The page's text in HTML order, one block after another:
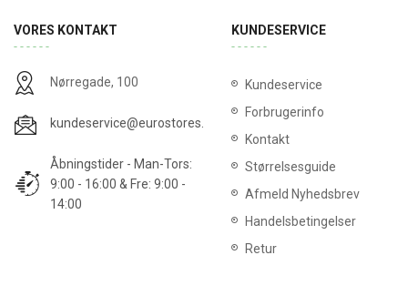
VORES KONTAKT
Nørregade, 100
kundeservice@eurostores.dk
Åbningstider - Man-Tors:
9:00 - 16:00 & Fre: 9:00 -
14:00
KUNDESERVICE
Kundeservice
Forbrugerinfo
Kontakt
Størrelsesguide
Afmeld Nyhedsbrev
Handelsbetingelser
Retur